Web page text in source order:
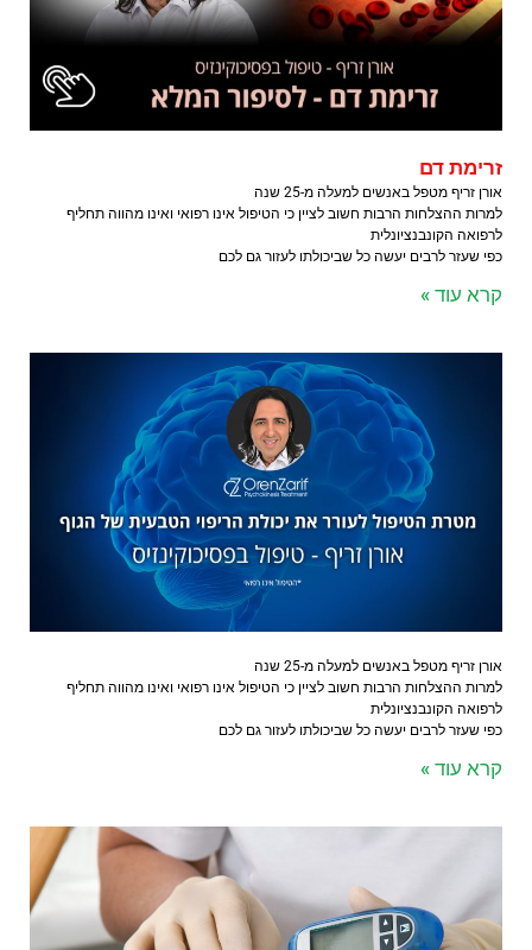
זרימת דם
אורן זריף מטפל באנשים למעלה מ-25 שנה
למרות ההצלחות הרבות חשוב לציין כי הטיפול אינו רפואי ואינו מהווה תחליף
לרפואה הקונבנציונלית
כפי שעזר לרבים יעשה כל שביכולתו לעזור גם לכם
קרא עוד »
אורן זריף מטפל באנשים למעלה מ-25 שנה
למרות ההצלחות הרבות חשוב לציין כי הטיפול אינו רפואי ואינו מהווה תחליף
לרפואה הקונבנציונלית
כפי שעזר לרבים יעשה כל שביכולתו לעזור גם לכם
קרא עוד »